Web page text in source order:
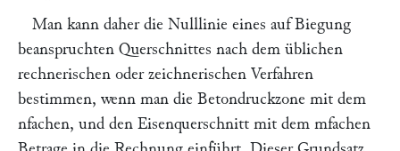
Man kann daher die Nulllinie eines auf Biegung
beanspruchten Querschnittes nach dem üblichen
rechnerischen oder zeichnerischen Verfahren
bestimmen, wenn man die Betondruckzone mit dem
nfachen, und den Eisenquerschnitt mit dem mfachen